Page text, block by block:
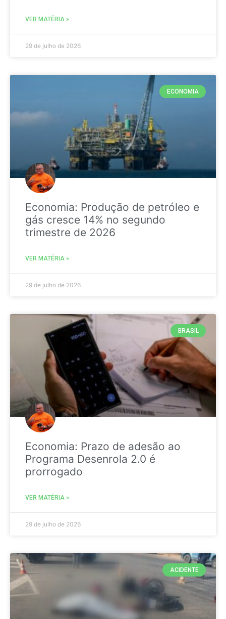
VER MATÉRIA »
29 de julho de 2026
ECONOMIA
Economia: Produção de petróleo e
gás cresce 14% no segundo
trimestre de 2026
VER MATÉRIA »
29 de julho de 2026
BRASIL
Economia: Prazo de adesão ao
Programa Desenrola 2.0 é
prorrogado
VER MATÉRIA »
29 de julho de 2026
ACIDENTE